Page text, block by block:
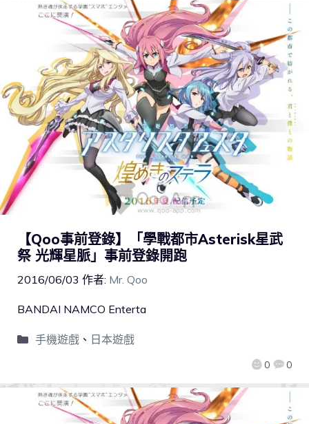
【Qoo事前登錄】「學戰都市Asterisk星武
祭 光輝星脈」事前登錄開跑
2016/06/03 作者: Mr. Qoo
0 0
BANDAI NAMCO Enterta
手機遊戲、 日本遊戲